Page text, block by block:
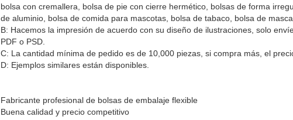
bolsa con cremallera, bolsa de pie con cierre hermético, bolsas de forma
de aluminio, bolsa de comida para mascotas, bolsa de tabaco, bolsa de
B: Hacemos la impresión de acuerdo con su diseño de ilustraciones, solo
PDF o PSD.
C: La cantidad mínima de pedido es de 10,000 piezas, si compra más, el
D: Ejemplos similares están disponibles.
Fabricante profesional de bolsas de embalaje flexible
Buena calidad y precio competitivo